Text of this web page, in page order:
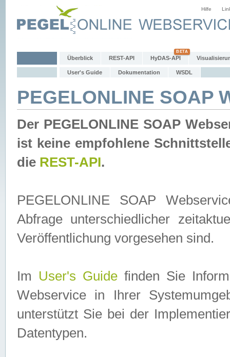
Hilfe
Überblick REST-API HyDAS-API
User's Guide Dokumentation WSDL
PEGELONLINE SOAP
Der PEGELONLINE SOAP
ist keine empfohlene
die REST-API.
PEGELONLINE SOAP
Abfrage unterschiedlicher
Veröffentlichung vorgesehen sind.
Im User's Guidefinden Sie
Webservice in Ihrer
unterstützt Sie bei der
Datentypen.